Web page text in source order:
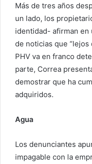
Más de tres años
un lado, los
identidad- afirman en
de noticias que
PHV va en franco
parte, Correa
demostrar que ha
adquiridos.
Agua
Los denunciantes
impagable con la